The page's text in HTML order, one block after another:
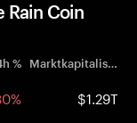
Rain Coin
% Marktkapitalisierung
$1.29T